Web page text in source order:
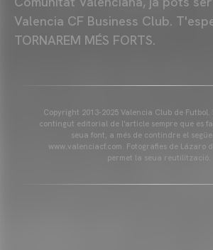
Valencia CF Business Club.
TORNAREM MÉS FORTS.
Copyright 2013-2025 Valencia Club de Futbol.
contingut editorial de l'article sempre que es
seua font, a més de contindre el
www.valenciacf.com. Fotografies de Lázaro
permet la seua reutilització.